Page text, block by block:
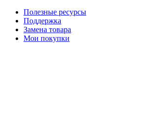
Полезные ресурсы
Поддержка
Замена товара
Мои покупки